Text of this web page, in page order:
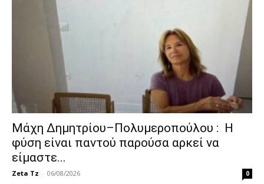
Μάχη Δημητρίου–Πολυμεροπούλου : Η
φύση είναι παντού παρούσα αρκεί να
είμαστε...
Zeta Tz - 06/08/2026 0